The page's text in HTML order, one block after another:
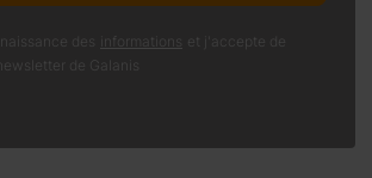
des informations
et j'accepte de
de Galanis